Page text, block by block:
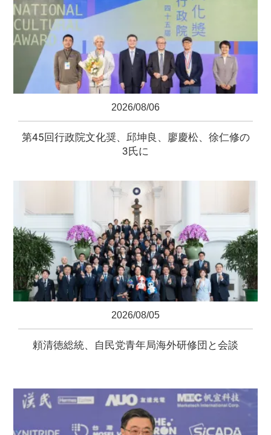
2026/08/06
第45回行政院文化奨、邱坤良、廖慶松、徐仁修の
3氏に
2026/08/05
頼清徳総統、自民党青年局海外研修団と会談